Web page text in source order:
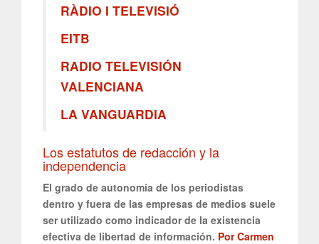
RÀDIO I TELEVISIÓ
EITB
RADIO TELEVISIÓN
VALENCIANA
LA VANGUARDIA
Los estatutos de redacción y la
independencia
El grado de autonomía de los periodistas
dentro y fuera de las empresas de medios suele
ser utilizado como indicador de la existencia
efectiva de libertad de información. Por Carmen